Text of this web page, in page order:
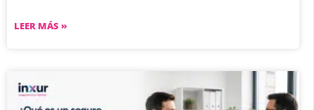
LEER MÁS »